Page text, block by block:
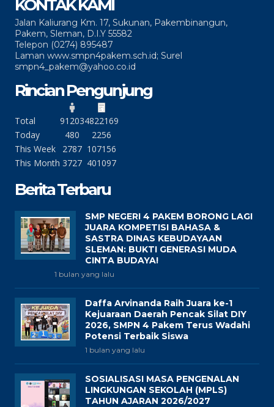
KONTAK KAMI
Jalan Kaliurang Km. 17, Sukunan, Pakembinangun,
Pakem, Sleman, D.I.Y 55582
Telepon (0274) 895487
Laman www.smpn4pakem.sch.id; Surel
smpn4_pakem@yahoo.co.id
Rincian Pengunjung
Total 912034822169
Today
480
2256
This Week
2787 107156
This Month 3727 401097
Berita Terbaru
SMP NEGERI 4 PAKEM BORONG LAGI
JUARA KOMPETISI BAHASA &
SASTRA DINAS KEBUDAYAAN
SLEMAN: BUKTI GENERASI MUDA
CINTA BUDAYA!
1 bulan yang lalu
Daffa Arvinanda Raih Juara ke-1
Kejuaraan Daerah Pencak Silat DIY
2026, SMPN 4 Pakem Terus Wadahi
Potensi Terbaik Siswa
1 bulan yang lalu
SOSIALISASI MASA PENGENALAN
LINGKUNGAN SEKOLAH (MPLS)
TAHUN AJARAN 2026/2027